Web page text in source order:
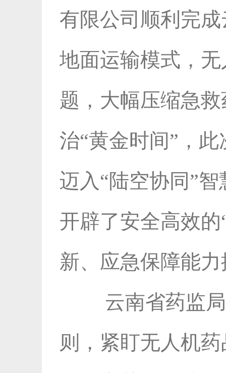
有限公司顺利完
地面运输模式，
题，大幅压缩急
治“黄金时间”，
迈入“陆空协同”
开辟了安全高效
新、应急保障能
云南省药监
则，紧盯无人机